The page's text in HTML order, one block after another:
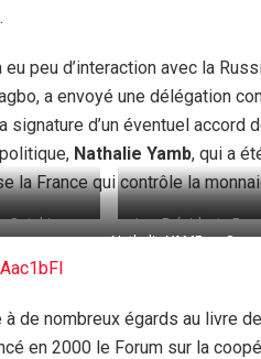
eu peu d’interaction avec la
a envoyé une délégation
signature d’un éventuel accord
Nathalie Yamb, qui a
la France qui contrôle la
Sotchi
Les Présidents
Nathalie YAMB au
de nombreux égards au livre
en 2000 le Forum sur la